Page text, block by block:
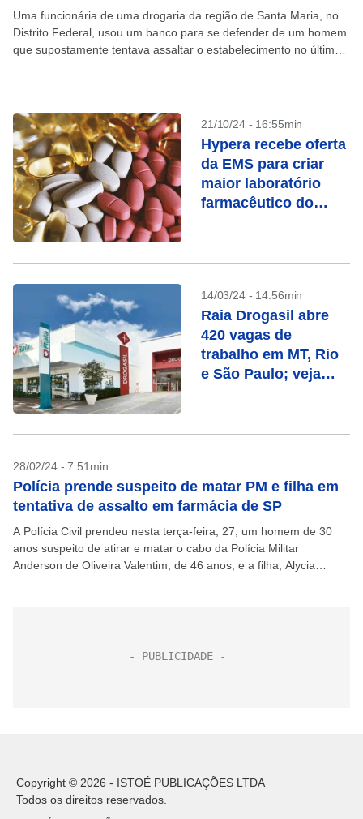
Uma funcionária de uma drogaria da região de Santa Maria, no
Distrito Federal, usou um banco para se defender de um homem
que supostamente tentava assaltar o estabelecimento no último
21/10/24 - 16:55min
Hypera recebe oferta
da EMS para criar
maior laboratório
farmacêutico do
14/03/24 - 14:56min
Raia Drogasil abre
420 vagas de
trabalho em MT, Rio
e São Paulo; veja
28/02/24 - 7:51min
Polícia prende suspeito de matar PM e filha em
tentativa de assalto em farmácia de SP
A Polícia Civil prendeu nesta terça-feira, 27, um homem de 30
anos suspeito de atirar e matar o cabo da Polícia Militar
Anderson de Oliveira Valentim, de 46 anos, e a filha, Alycia
Copyright © 2026 - ISTOÉ PUBLICAÇÕES LTDA
Todos os direitos reservados.